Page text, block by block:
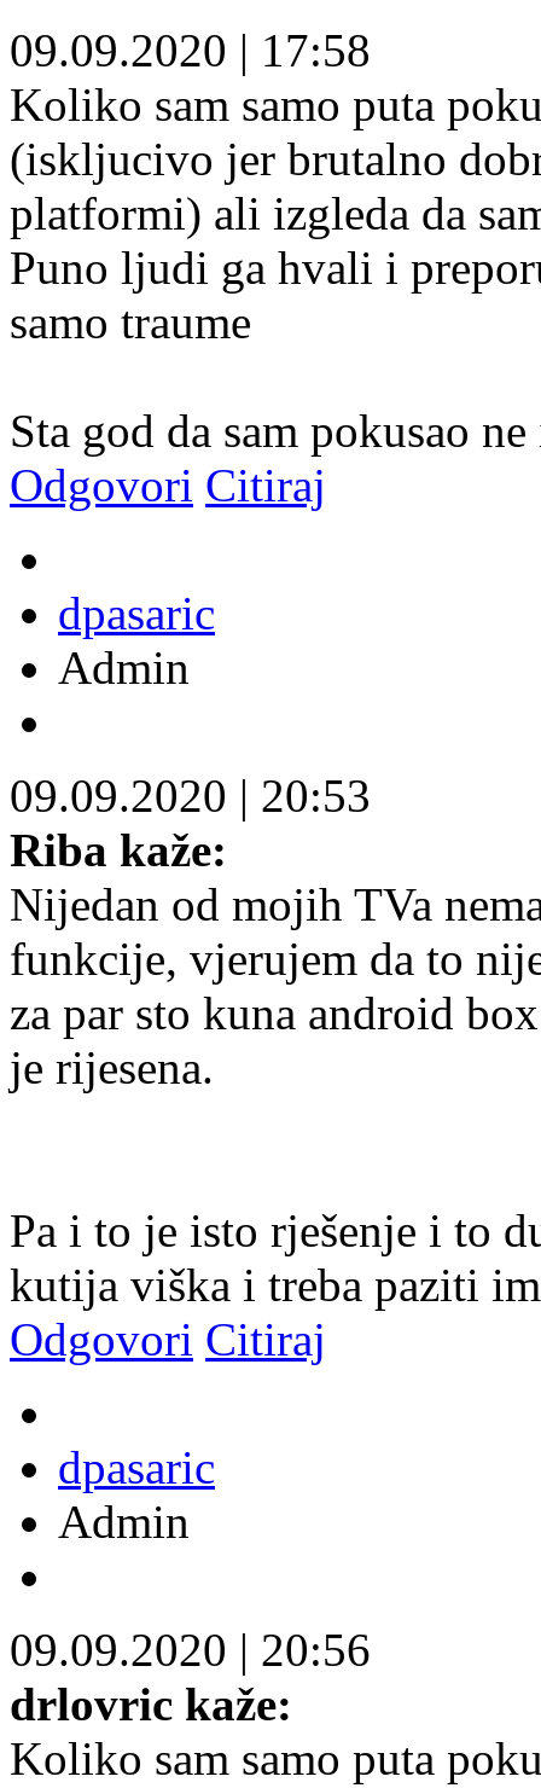
09.09.2020 | 17:58
Koliko sam samo puta
(iskljucivo jer brutalno
platformi) ali izgleda da
Puno ljudi ga hvali i
samo traume
Sta god da sam pokusao
Odgovori Citiraj
dpasaric
Admin
09.09.2020 | 20:53
Riba kaže:
Nijedan od mojih TVa
funkcije, vjerujem da to
za par sto kuna android
je rijesena.
Pa i to je isto rješenje i to
kutija viška i treba paziti
Odgovori Citiraj
dpasaric
Admin
09.09.2020 | 20:56
drlovric kaže:
Koliko sam samo puta